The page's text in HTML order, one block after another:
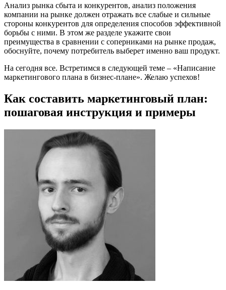
Анализ рынка сбыта и конкурентов, анализ положения
компании на рынке должен отражать все слабые и сильные
стороны конкурентов для определения способов эффективной
борьбы с ними. В этом же разделе укажите свои
преимущества в сравнении с соперниками на рынке продаж,
обоснуйте, почему потребитель выберет именно ваш продукт.
На сегодня все. Встретимся в следующей теме – «Написание
маркетингового плана в бизнес-плане». Желаю успехов!
Как составить маркетинговый план:
пошаговая инструкция и примеры